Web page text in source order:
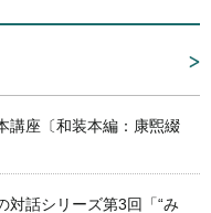
講座〔和装本編：康煕綴
対話シリーズ第3回「“み